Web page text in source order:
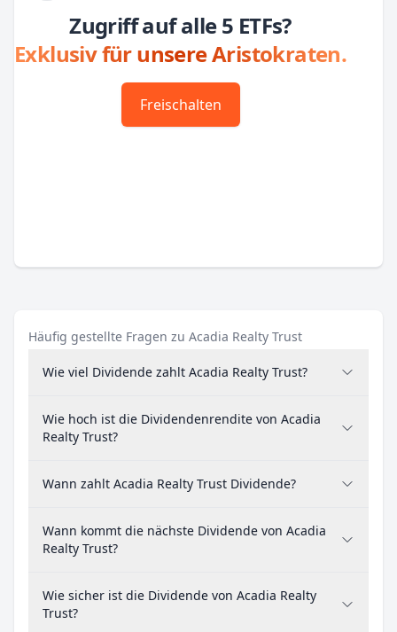
Zugriff auf alle 5 ETFs?
Exklusiv für unsere Aristokraten.
Freischalten
Häufig gestellte Fragen zu Acadia Realty Trust
Wie viel Dividende zahlt Acadia Realty Trust?
Wie hoch ist die Dividendenrendite von Acadia
Realty Trust?
Wann zahlt Acadia Realty Trust Dividende?
Wann kommt die nächste Dividende von Acadia
Realty Trust?
Wie sicher ist die Dividende von Acadia Realty
Trust?